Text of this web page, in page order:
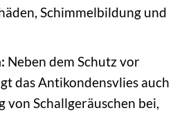
Schimmelbildung und
Neben dem Schutz vor
das Antikondensvlies auch
von Schallgeräuschen bei,